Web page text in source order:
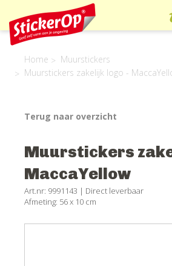
Home
Muurstickers
Muurstickers zakelijk logo -
Terug naar overzicht
Muurstickers
MaccaYellow
Art.nr: 9991143 | Direct leverbaar
Afmeting: 56 x 10 cm